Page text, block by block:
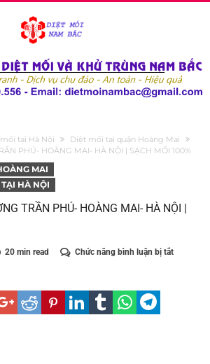
tại Hà Nội
Diệt mối tại quận Hoàng Mai
PHÚ- HOÀNG MAI- HÀ NỘI | SẠCH MỐI 100%
MAI
HÀ NỘI
TRẦN PHÚ- HOÀNG MAI- HÀ NỘI |
20 min read Chức năng bình luận bị tắtở